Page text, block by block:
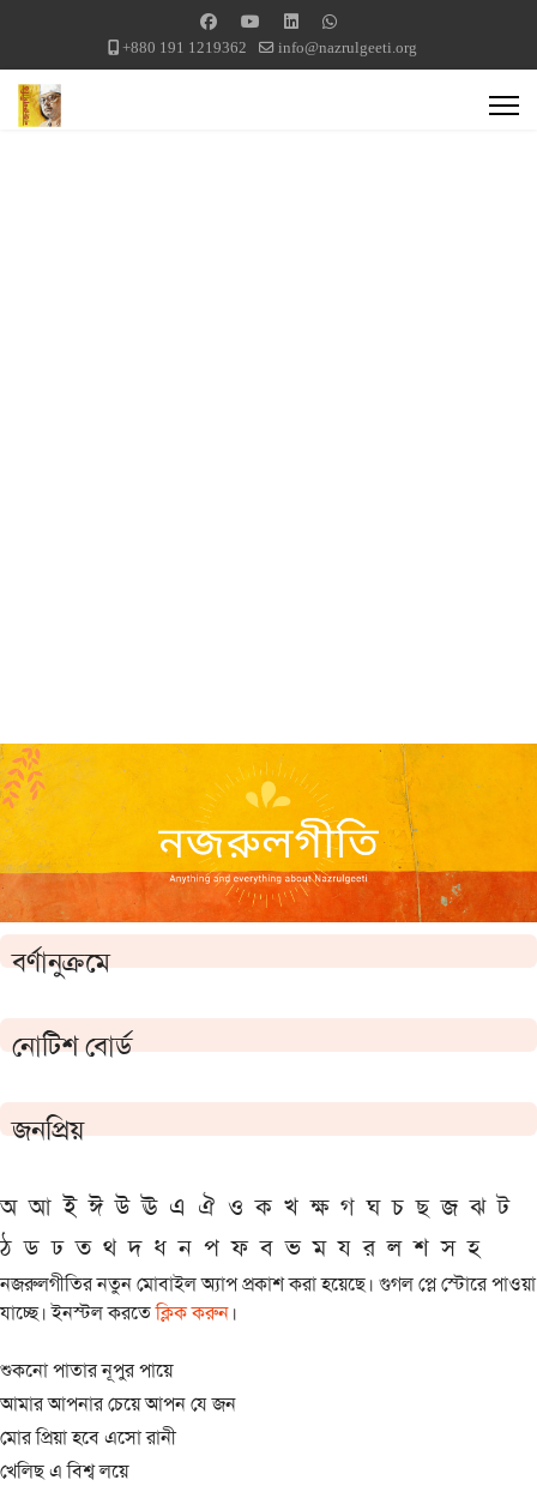
+880 191 1219362 info@nazrulgeeti.org
বর্ণানুক্রমে
নোটিশ বোর্ড
জনপ্রিয়
অ আ ই ঈ উ ঊ এ ঐ ও ক খ ক্ষ গ ঘ চ ছ জ ঝ ট
ঠ ড ঢ ত থ দ ধ ন প ফ ব ভ ম য র ল শ স হ
নজরুলগীতির নতুন মোবাইল অ্যাপ প্রকাশ করা হয়েছে। গুগল প্লে স্টোরে পাওয়া
যাচ্ছে। ইনস্টল করতেক্লিক করুন।
শুকনো পাতার নূপুর পায়ে
আমার আপনার চেয়ে আপন যে জন
মোর প্রিয়া হবে এসো রানী
খেলিছ এ বিশ্ব লয়ে